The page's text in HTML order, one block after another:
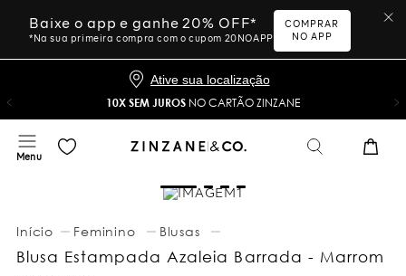
Baixe o app e ganhe 20% OFF*
*Na sua primeira compra com o cupom 20NOAPP
COMPRAR
NO APP
Ative sua localização
10X SEM JUROS NO CARTÃO ZINZANE
Feminino Blusas
Blusa Estampada Azaleia Barrada - Marrom